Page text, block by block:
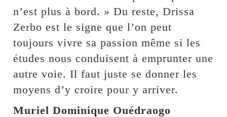
n’est plus à bord. » Du reste, Drissa
Zerbo est le signe que l’on peut
toujours vivre sa passion même si les
études nous conduisent à emprunter une
autre voie. Il faut juste se donner les
moyens d’y croire pour y arriver.
Muriel Dominique Ouédraogo